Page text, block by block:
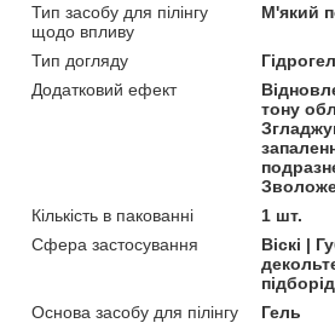
Тип засобу для пілінгу
щодо впливу
М'який
Тип догляду
Додатковий ефект
тону
Кількість в пакованні
1 шт.
Сфера застосування
Віскі |
Основа засобу для пілінгу
Гель